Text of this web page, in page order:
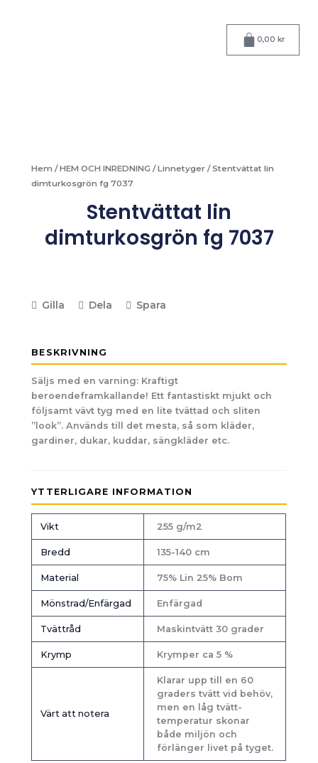
0,00 kr
Varukorg
Hem /HEM OCH INREDNING /Linnetyger / Stentvättat lin
dimturkosgrön fg 7037
Stentvättat lin
dimturkosgrön fg 7037
Gilla Dela Spara
BESKRIVNING
Säljs med en varning: Kraftigt
beroendeframkallande! Ett fantastiskt mjukt och
följsamt vävt tyg med en lite tvättad och sliten
”look”. Används till det mesta, så som kläder,
gardiner, dukar, kuddar, sängkläder etc.
YTTERLIGARE INFORMATION
Vikt 255 g/m2
Bredd 135-140 cm
Material 75% Lin 25% Bom
Mönstrad/Enfärgad Enfärgad
Tvättråd Maskintvätt 30 grader
Krymp Krymper ca 5 %
Värt att notera
Klarar upp till en 60
graders tvätt vid behöv,
men en låg tvätt-
temperatur skonar
både miljön och
förlänger livet på tyget.